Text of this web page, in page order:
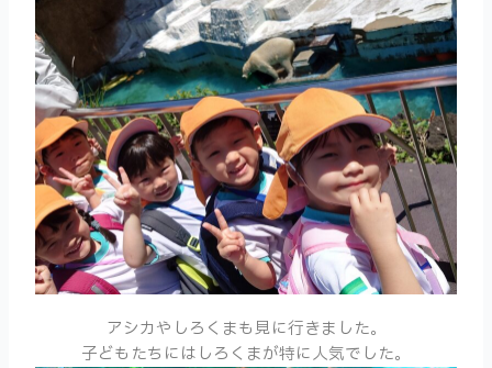
アシカやしろくまも見に行きました。
子どもたちにはしろくまが特に人気でした。